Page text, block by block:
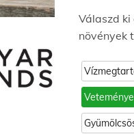
Válaszd
növények